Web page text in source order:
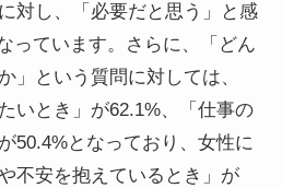
対し、「必要だと思う」と感
っています。さらに、「どん
」という質問に対しては、
いとき」が62.1%、「仕事の
50.4%となっており、女性に
不安を抱えているとき」が